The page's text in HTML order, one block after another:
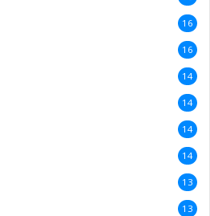
16
16
14
14
14
14
13
13